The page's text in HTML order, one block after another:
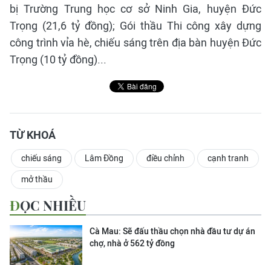
bị Trường Trung học cơ sở Ninh Gia, huyện Đức
Trọng (21,6 tỷ đồng); Gói thầu Thi công xây dựng
công trình vỉa hè, chiếu sáng trên địa bàn huyện Đức
Trọng (10 tỷ đồng)...
TỪ KHOÁ
chiếu sáng Lâm Đồng điều chỉnh cạnh tranh
mở thầu
ĐỌC NHIỀU
Cà Mau: Sẽ đấu thầu chọn nhà đầu tư dự án
chợ, nhà ở 562 tỷ đồng